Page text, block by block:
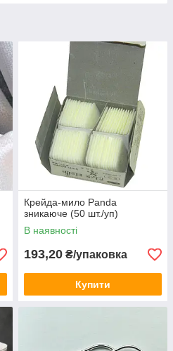
Крейда-мило Panda
зникаюче (50 шт./уп)
В наявності
193,20 ₴/упаковка
Купити